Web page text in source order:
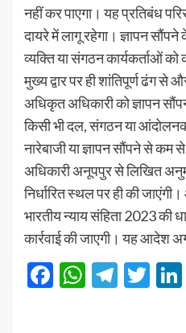
नहीं कर पाएगा। यह प्रतिबंध
दायरे में लागू रहेगा। ज्ञापन
व्यक्ति या संगठन कार्यकर्ताओं
मुख्य द्वार पर ही शांतिपूर्ण ढंग
अधिकृत अधिकारी को ज्ञापन
किसी भी दल, संगठन या
नारेबाजी या ज्ञापन सौंपने से कम
अधिकारी अनूपपुर से लिखित
निर्धारित स्थल पर ही की
भारतीय न्याय संहिता 2023 की
कार्रवाई की जाएगी। यह आदेश
Facebook